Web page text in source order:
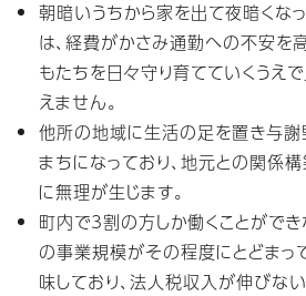
朝暗いうちから家を出て夜暗くな
は、経費がかさみ通勤への不安を
もたちを日々守り育てていくうえ
えません。
他所の地域に生活の足を置き与
まちになっており、地元との関係
に無理が生じます。
町内で3割の方しか働くことができ
の事業規模がその程度にとどまっ
味しており、法人税収入が伸びな